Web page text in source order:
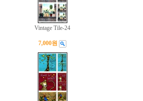
Vintage Tile-24
7,000원